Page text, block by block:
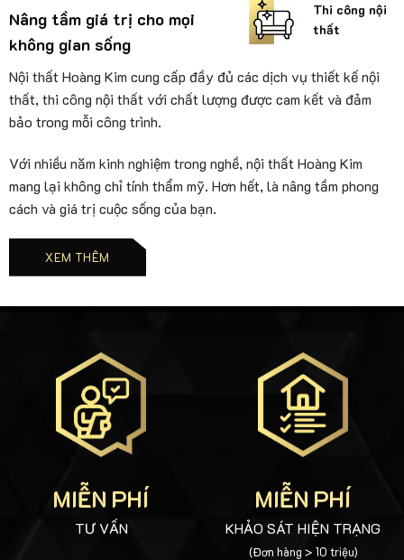
Nâng tầm giá trị cho mọi
không gian sống
Thi công nội
thất
Nội thất Hoàng Kim cung cấp đầy đủ các dịch vụ thiết kế nội
thất, thi công nội thất với chất lượng được cam kết và đảm
bảo trong mỗi công trình.
Với nhiều năm kinh nghiệm trong nghề, nội thất Hoàng Kim
mang lại không chỉ tính thẩm mỹ. Hơn hết, là nâng tầm phong
cách và giá trị cuộc sống của bạn.
XEM THÊM
MIỄN PHÍ
TƯ VẤN
MIỄN PHÍ
KHẢO SÁT HIỆN TRẠNG
(Đơn hàng > 10 triệu)